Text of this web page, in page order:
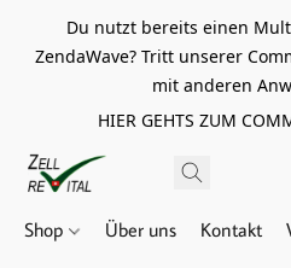
Du nutzt bereits einen
ZendaWave? Tritt unserer
mit anderen
HIER GEHTS ZUM
Shop Über uns Kontakt